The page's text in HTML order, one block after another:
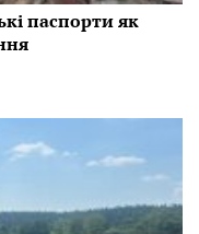
паспорти як